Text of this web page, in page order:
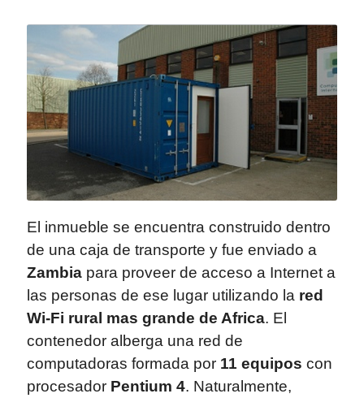
El inmueble se encuentra construido dentro
de una caja de transporte y fue enviado a
Zambiapara proveer de acceso a Internet a
las personas de ese lugar utilizando la red
Wi-Fi rural mas grande de Africa. El
contenedor alberga una red de
computadoras formada por 11 equipos con
procesador Pentium 4. Naturalmente,